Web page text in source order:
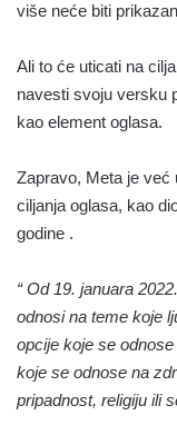
više neće biti
Ali to će uticati na
navesti svoju versku
kao element oglasa.
Zapravo, Meta je već
ciljanja oglasa, kao
godine .
“Od 19. januara
odnosi na teme koje
opcije koje se
koje se odnose na
pripadnost, religiju ili